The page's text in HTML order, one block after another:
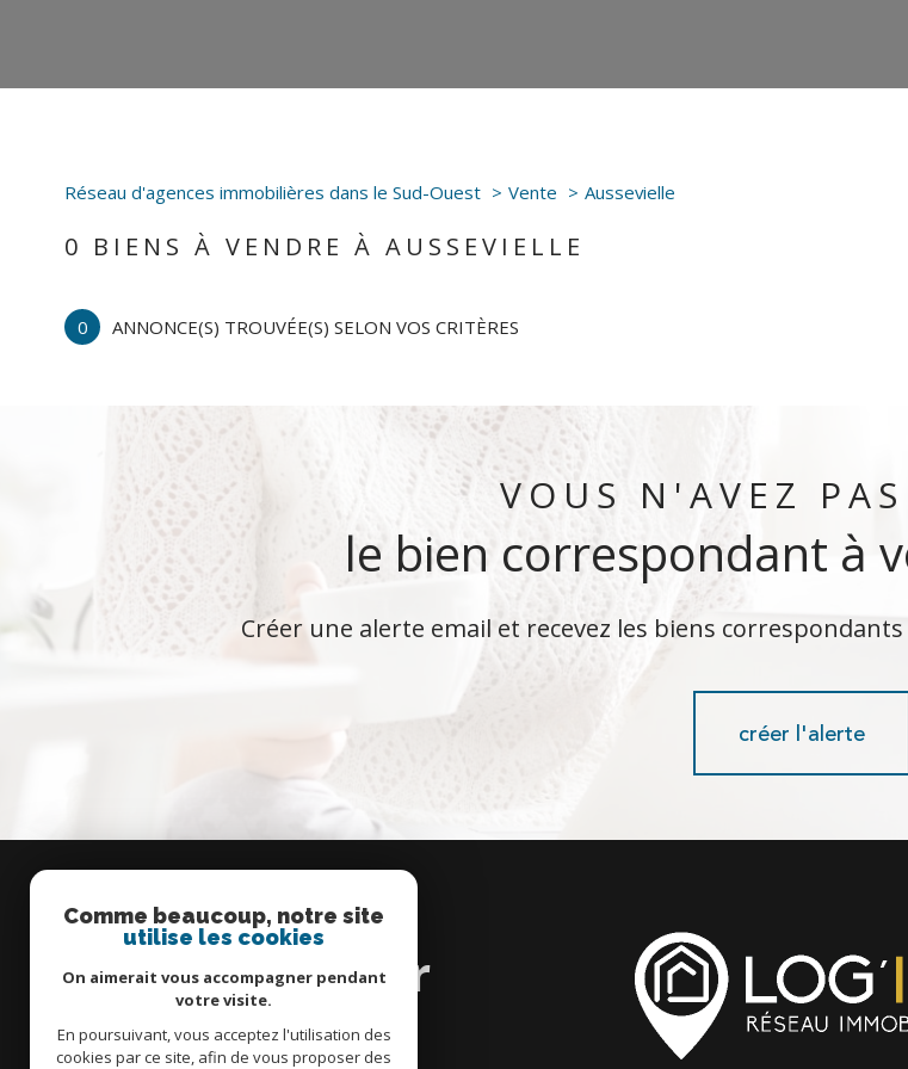
Réseau d'agences immobilières dans le Sud-Ouest Vente Aussevielle
0 BIENS À VENDRE À AUSSEVIELLE
0 ANNONCE(S) TROUVÉE(S) SELON VOS CRITÈRES
VOUS N'AVEZ
le bien correspondant à
Créer une alerte email et recevez les biens
créer l'alerte
Se
connecter
Comme beaucoup, notre site
utilise les cookies
On aimerait vous accompagner pendant
votre visite.
En poursuivant, vous acceptez l'utilisation des
cookies par ce site, afin de vous proposer des